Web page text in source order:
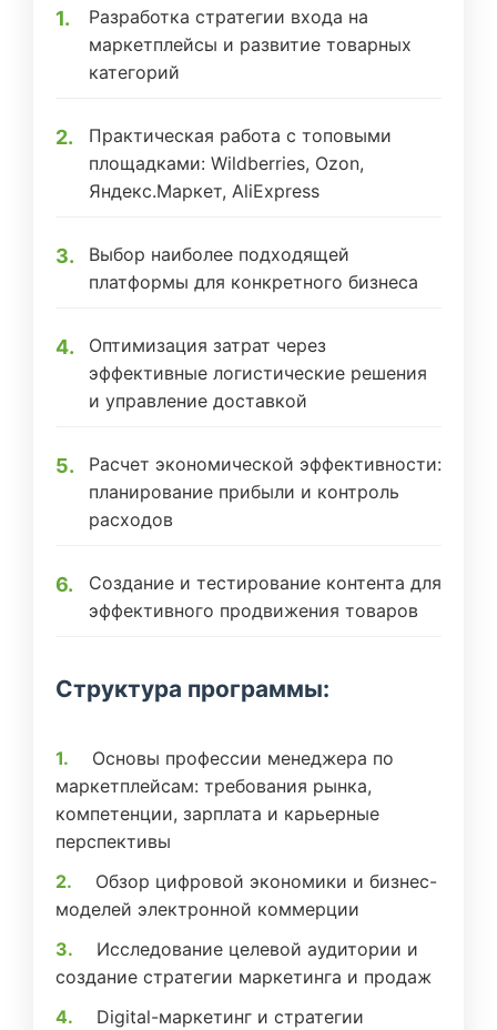
Разработка стратегии входа на
маркетплейсы и развитие товарных
категорий
Практическая работа с топовыми
площадками: Wildberries, Ozon,
Яндекс.Маркет, AliExpress
Выбор наиболее подходящей
платформы для конкретного бизнеса
Оптимизация затрат через
эффективные логистические решения
и управление доставкой
Расчет экономической эффективности:
планирование прибыли и контроль
расходов
Создание и тестирование контента для
эффективного продвижения товаров
Структура программы:
Основы профессии менеджера по
маркетплейсам: требования рынка,
компетенции, зарплата и карьерные
перспективы
Обзор цифровой экономики и бизнес-
моделей электронной коммерции
Исследование целевой аудитории и
создание стратегии маркетинга и продаж
Digital-маркетинг и стратегии